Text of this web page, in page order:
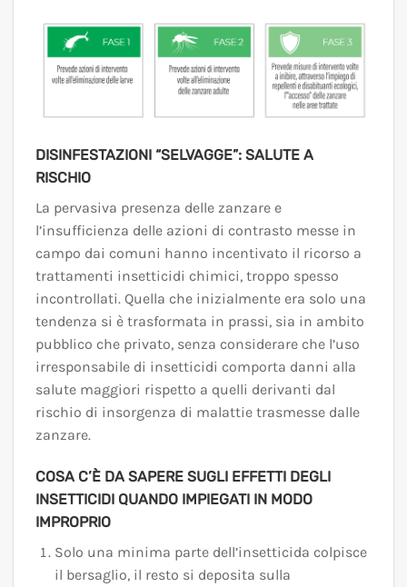
DISINFESTAZIONI “SELVAGGE”: SALUTE A
RISCHIO
La pervasiva presenza delle zanzare e
l’insufficienza delle azioni di contrasto messe in
campo dai comuni hanno incentivato il ricorso a
trattamenti insetticidi chimici, troppo spesso
incontrollati. Quella che inizialmente era solo una
tendenza si è trasformata in prassi, sia in ambito
pubblico che privato, senza considerare che l’uso
irresponsabile di insetticidi comporta danni alla
salute maggiori rispetto a quelli derivanti dal
rischio di insorgenza di malattie trasmesse dalle
zanzare.
COSA C’È DA SAPERE SUGLI EFFETTI DEGLI
INSETTICIDI QUANDO IMPIEGATI IN MODO
IMPROPRIO
Solo una minima parte dell’insetticida colpisce
il bersaglio, il resto si deposita sulla